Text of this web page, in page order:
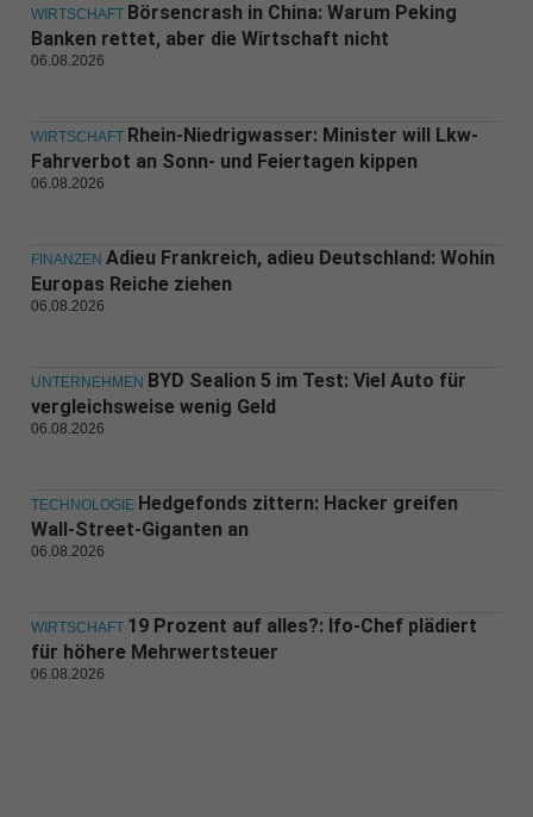
WIRTSCHAFT Börsencrash in China: Warum Peking
Banken rettet, aber die Wirtschaft nicht
06.08.2026
WIRTSCHAFT Rhein-Niedrigwasser: Minister will Lkw-
Fahrverbot an Sonn- und Feiertagen kippen
06.08.2026
FINANZEN Adieu Frankreich, adieu Deutschland: Wohin
Europas Reiche ziehen
06.08.2026
UNTERNEHMEN BYD Sealion 5 im Test: Viel Auto für
vergleichsweise wenig Geld
06.08.2026
TECHNOLOGIE Hedgefonds zittern: Hacker greifen
Wall-Street-Giganten an
06.08.2026
WIRTSCHAFT 19 Prozent auf alles?: Ifo-Chef plädiert
für höhere Mehrwertsteuer
06.08.2026